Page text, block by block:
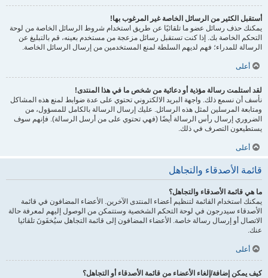
أستقبل الكثير من الرسائل الخاصة غير المرغوب بها!
يمكنك حذف رسائل عضو ما تلقائيًا عن طريق استخدام شروط الرسائل الخاصة من لوحة
التحكم الخاصة بك. إذا كنت تستقبل رسائل مزعجة من مستخدم بعينه، قم بالتبليغ عن
الرسالة للمدراء؛ فهم لديهم السلطة لمنع المستخدمين من إرسال الرسائل الخاصة.
أعلى
لقد استلمت رسالة مؤذية أو دعائية من شخص ما في هذا المنتدى!
نأسف أن نسمع ذلك. واجهة البريد الالكتروني تحتوي على عدة ضوابط لمنع هذه المشاكل
ومتابعة المرسلين لمثل هذه الرسائل. عليك إرسال الرسالة بالكامل للمسؤول، من
الضروري إرسال رأس الرسالة أيضًا (فهي تحتوي على من أرسل الرسالة). فإنهم سوف
يستطيعون التصرف في ذلك.
أعلى
قائمة الأصدقاء والتجاهل
ما هي قائمة الأصدقاء والتجاهل؟
يمكنك استخدام القائمة لتنظيم أعضاء المنتدى الآخرين. الأعضاء المضافون في قائمة
الأصدقاء سيدرجون في لوحة التحكم الشخصية وستتمكن من الوصول إليهم لمعرفة حالة
الاتصال أو إرسال رسالة خاصة. الأعضاء المضافون إلى قائمة التجاهل سيُخفَونَ تلقائيا
عنك.
أعلى
كيف يمكن إضافة/إلغاء الأعضاء من قائمة الأصدقاء أو التجاهل؟